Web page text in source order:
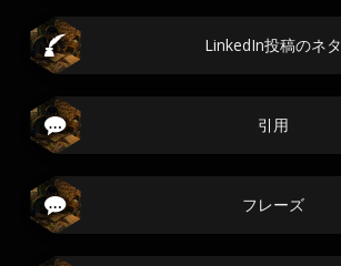
LinkedIn投稿のネタ
引用
フレーズ